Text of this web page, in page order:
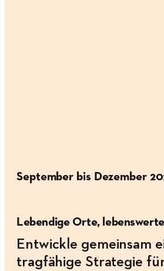
September bis Dezember
Lebendige Orte,
Entwickle gemeinsam
tragfähige Strategie